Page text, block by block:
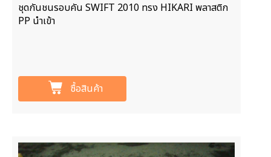
ชุดกันชนรอบคัน SWIFT 2010 ทรง HIKARI พลาสติก
PP นำเข้า
ซื้อสินค้า